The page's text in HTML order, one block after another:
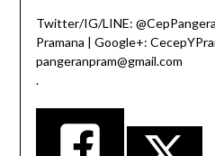
Twitter/IG/LINE:
Pramana | Google+:
pangeranpram@gmail.com
.